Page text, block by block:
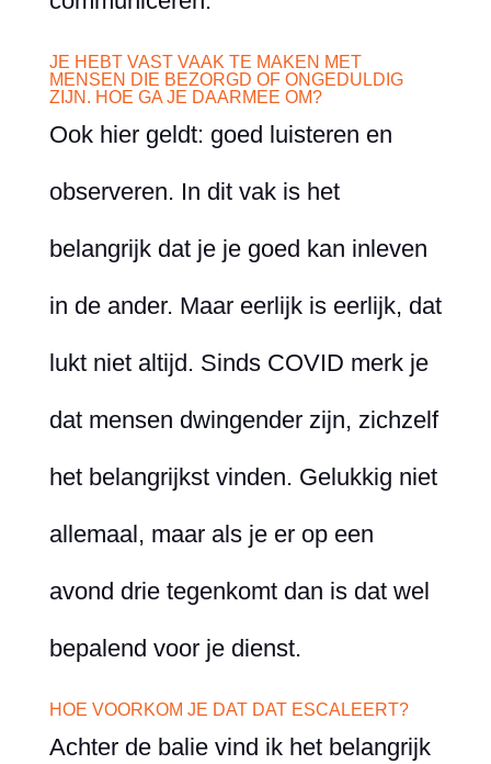
JE HEBT VAST VAAK TE MAKEN MET
MENSEN DIE BEZORGD OF ONGEDULDIG
ZIJN. HOE GA JE DAARMEE OM?
Ook hier geldt: goed luisteren en
observeren. In dit vak is het
belangrijk dat je je goed kan inleven
in de ander. Maar eerlijk is eerlijk, dat
lukt niet altijd. Sinds COVID merk je
dat mensen dwingender zijn, zichzelf
het belangrijkst vinden. Gelukkig niet
allemaal, maar als je er op een
avond drie tegenkomt dan is dat wel
bepalend voor je dienst.
HOE VOORKOM JE DAT DAT ESCALEERT?
Achter de balie vind ik het belangrijk